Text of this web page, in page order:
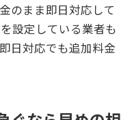
のまま即日対応して
設定している業者も
日対応でも追加料金